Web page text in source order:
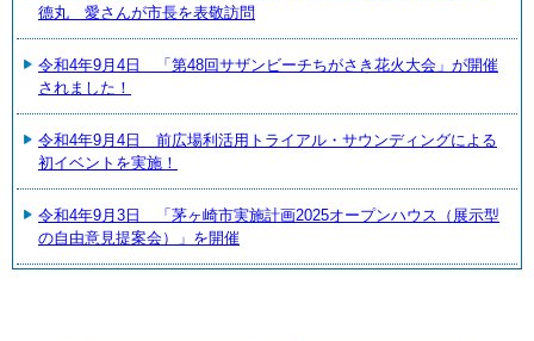
德丸 愛さんが市長を表敬訪問
令和4年9月4日 「第48回サザンビーチちがさき花火大会」が開催
されました！
令和4年9月4日 前広場利活用トライアル・サウンディングによる
初イベントを実施！
令和4年9月3日 「茅ヶ崎市実施計画2025オープンハウス（展示型
の自由意見提案会）」を開催